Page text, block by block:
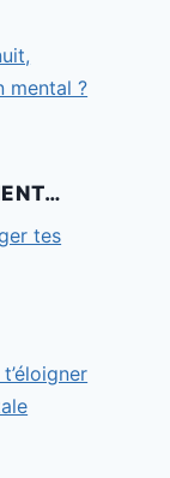
mental ?
tes